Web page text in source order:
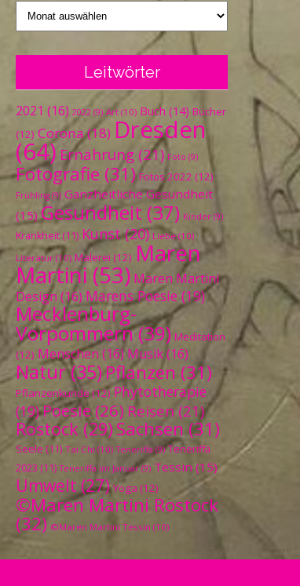
Vergangenes
Leitwörter
2021 (16) 2022 (9) Art (10) Buch (14) Bücher
(12) Corona(18) Dresden
(64) Ernährung (21) Foto (9)
Fotografie (31) Fotos 2022 (12)
Frühling (9) Ganzheitliche Gesundheit
(15) Gesundheit (37) Kinder (9)
Krankheit (11) Kunst(20) Liebe(10)
Literatur (10) Malerei (12) Maren
Martini(53) Maren Martini
Design (16) Marens Poesie (19)
Mecklenburg-
Vorpommern(39) Meditation
(12) Menschen (16) Musik(16)
Natur(35)Pflanzen (31)
Pflanzenkunde(12) Phytotherapie
(19)Poesie(26) Reisen(21)
Rostock (29) Sachsen (31)
Seele (11) Tai Chi (10) Teneriffa (9) Teneriffa
2023 (11) Teneriffa im Januar(9) Tessin (15)
Umwelt (27) Yoga (12)
©Maren Martini Rostock
(32) ©Maren Martini Tessin (10)